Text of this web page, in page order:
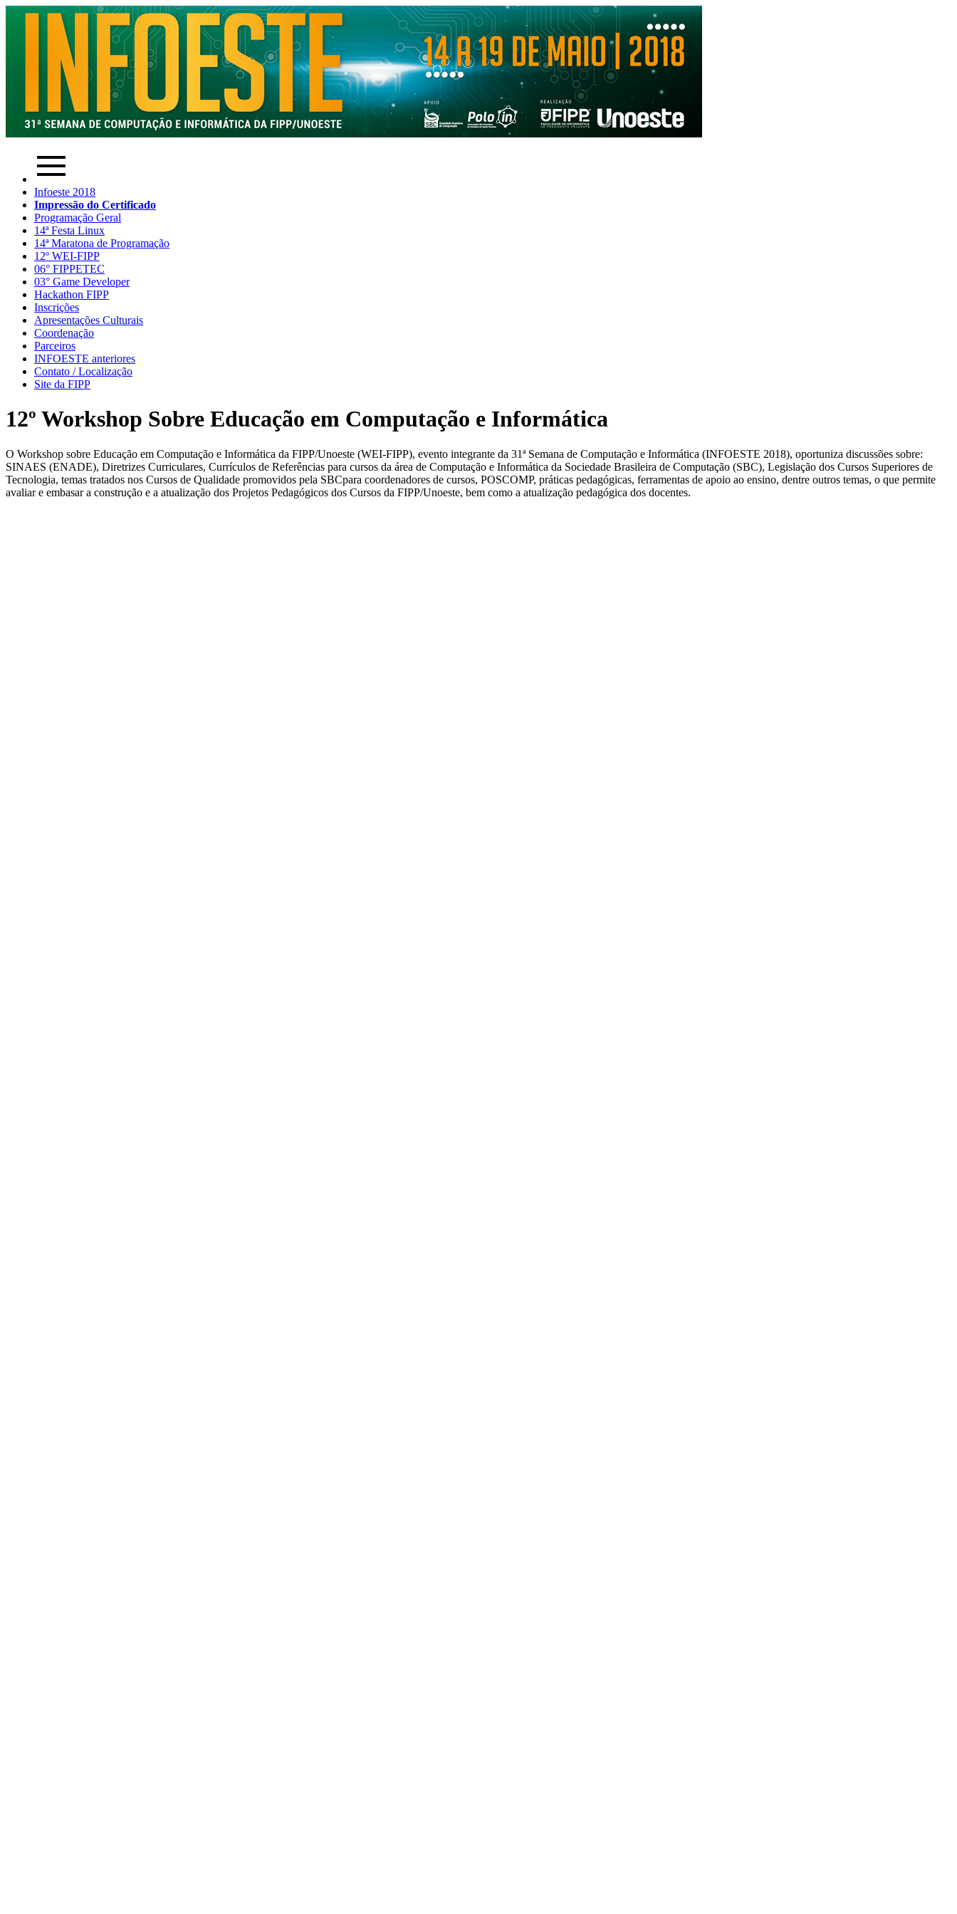
Infoeste 2018
Impressão do Certificado
Programação Geral
14ª Festa Linux
14ª Maratona de Programação
12º WEI-FIPP
06° FIPPETEC
03° Game Developer
Hackathon FIPP
Inscrições
Apresentações Culturais
Coordenação
Parceiros
INFOESTE anteriores
Contato / Localização
Site da FIPP
12º Workshop Sobre Educação em Computação e Informática
O Workshop sobre Educação em Computação e Informática da FIPP/Unoeste (WEI-FIPP), evento integrante da 31ª Semana de Computação e Informática (INFOESTE 2018), oportuniza discussões sobre:
SINAES (ENADE), Diretrizes Curriculares, Currículos de Referências para cursos da área de Computação e Informática da Sociedade Brasileira de Computação (SBC), Legislação dos Cursos Superiores de
Tecnologia, temas tratados nos Cursos de Qualidade promovidos pela SBCpara coordenadores de cursos, POSCOMP, práticas pedagógicas, ferramentas de apoio ao ensino, dentre outros temas, o que permite
avaliar e embasar a construção e a atualização dos Projetos Pedagógicos dos Cursos da FIPP/Unoeste, bem como a atualização pedagógica dos docentes.